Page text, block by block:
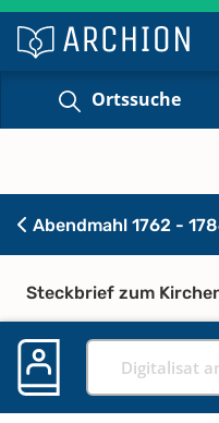
Ortssuche
Abendmahl 1762 -
Steckbrief zum
Digitalisat